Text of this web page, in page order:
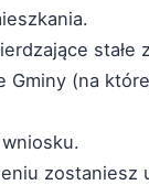
Gminy (na
zostaniesz